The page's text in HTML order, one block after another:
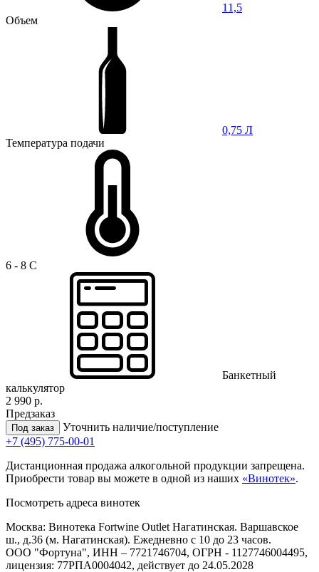
11,5
Объем
0,75 Л
Температура подачи
6 - 8 C
Банкетный
калькулятор
2 990 р.
Предзаказ
Под заказ
Уточнить наличие/поступление
+7 (495) 775-00-01
Дистанционная продажа алкогольной продукции запрещена.
Приобрести товар вы можете в одной из наших «Винотек».
Посмотреть адреса винотек
Москва: Винотека Fortwine Outlet Нагатинская. Варшавское
ш., д.36 (м. Нагатинская). Ежедневно с 10 до 23 часов.
ООО "Фортуна", ИНН – 7721746704, ОГРН - 1127746004495,
лицензия: 77РПА0004042, действует до 24.05.2028